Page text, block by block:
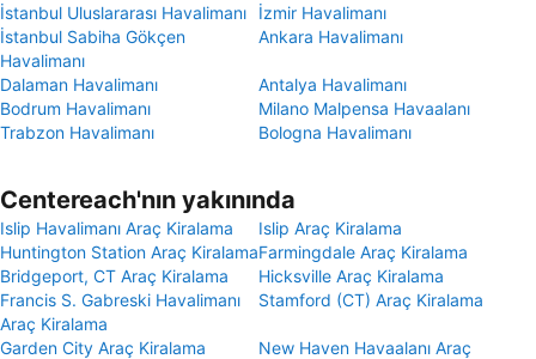
İstanbul Uluslararası Havalimanı
İzmir Havalimanı
İstanbul Sabiha Gökçen
Havalimanı
Ankara Havalimanı
Dalaman Havalimanı
Antalya Havalimanı
Bodrum Havalimanı
Milano Malpensa Havaalanı
Trabzon Havalimanı
Bologna Havalimanı
Centereach'nın yakınında
Islip Havalimanı Araç Kiralama
Islip Araç Kiralama
Huntington Station Araç KiralamaFarmingdale Araç Kiralama
Bridgeport, CT Araç Kiralama
Hicksville Araç Kiralama
Francis S. Gabreski Havalimanı
Araç Kiralama
Stamford (CT) Araç Kiralama
Garden City Araç Kiralama
New Haven Havaalanı Araç